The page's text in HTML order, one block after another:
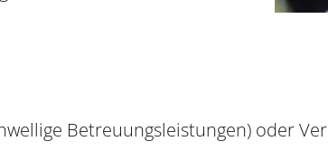
Betreuungsleistungen) oder